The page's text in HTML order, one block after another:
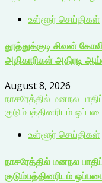
உள்ளூர் செய்திகள்
தூத்துக்குடி சிவன்
அதிகாரிகள் அதிரடி
August 8, 2026
நாசரேத்தில் மனநல
குடும்பத்தினரிடம்
உள்ளூர் செய்திகள்
நாசரேத்தில் மனநல
குடும்பத்தினரிடம்